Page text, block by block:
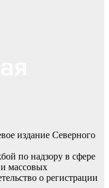
издание Северного
по надзору в сфере
массовых
о регистрации